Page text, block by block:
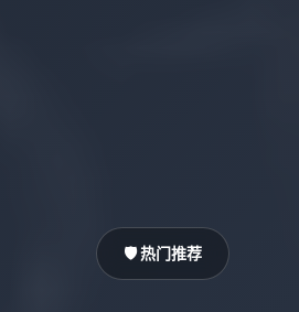
🛡️ 热门推荐